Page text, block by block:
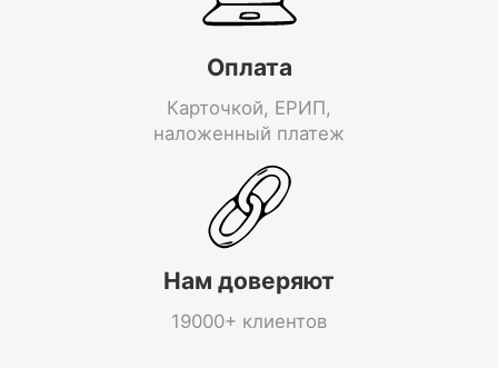
Оплата
Карточкой, ЕРИП,
наложенный платеж
Нам доверяют
19000+ клиентов